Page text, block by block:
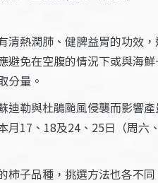
熱潤肺、健脾益胃的功效
免在空腹的情況下或與海
分量。
勒與杜鵑颱風侵襲而影響
17、18及24、25日（周
子品種，挑選方法也各不